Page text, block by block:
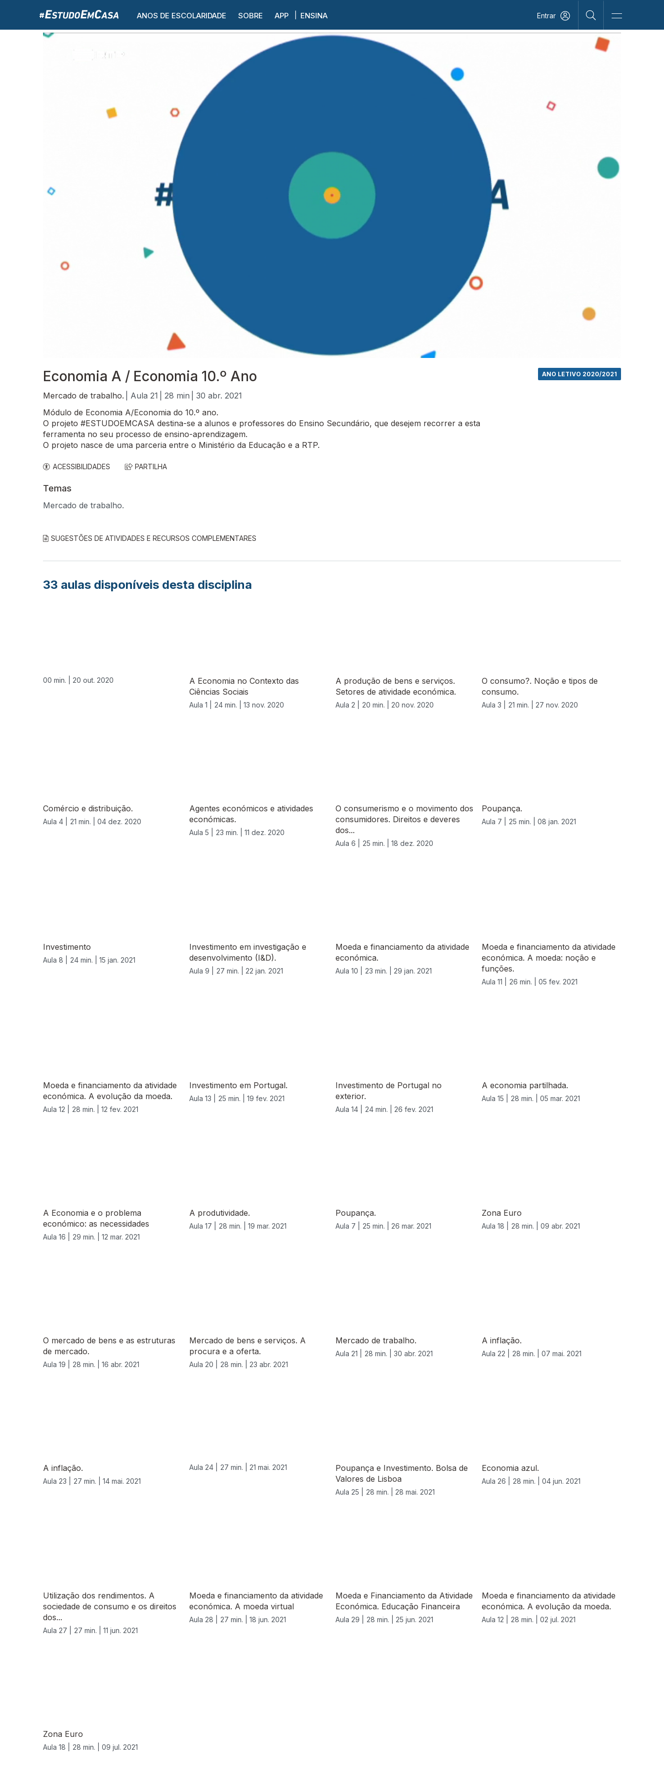
ANOS DE ESCOLARIDADE SOBRE APP ENSINA Entrar
Economia A / Economia 10.º Ano
Mercado de trabalho. | Aula 21 | 28 min | 30 abr. 2021
ANO LETIVO 2020/2021
Módulo de Economia A/Economia do 10.º ano.
O projeto #ESTUDOEMCASA destina-se a alunos e professores do Ensino Secundário, que desejem recorrer a esta
ferramenta no seu processo de ensino-aprendizagem.
O projeto nasce de uma parceria entre o Ministério da Educação e a RTP.
ACESSIBILIDADES PARTILHA
Temas
Mercado de trabalho.
SUGESTÕES DE ATIVIDADES E RECURSOS COMPLEMENTARES
33 aulas disponíveis desta disciplina
00 min. | 20 out. 2020
A Economia no Contexto das
Ciências Sociais
Aula 1 | 24 min. | 13 nov. 2020
A produção de bens e serviços.
Setores de atividade económica.
Aula 2 | 20 min. | 20 nov. 2020
O consumo?. Noção e tipos de
consumo.
Aula 3 | 21 min. | 27 nov. 2020
Comércio e distribuição.
Aula 4 | 21 min. | 04 dez. 2020
Agentes económicos e atividades
económicas.
Aula 5 | 23 min. | 11 dez. 2020
O consumerismo e o movimento dos
consumidores. Direitos e deveres
dos...
Aula 6 | 25 min. | 18 dez. 2020
Poupança.
Aula 7 | 25 min. | 08 jan. 2021
Investimento
Aula 8 | 24 min. | 15 jan. 2021
Investimento em investigação e
desenvolvimento (I&D).
Aula 9 | 27 min. | 22 jan. 2021
Moeda e financiamento da atividade
económica.
Aula 10 | 23 min. | 29 jan. 2021
Moeda e financiamento da atividade
económica. A moeda: noção e
funções.
Aula 11 | 26 min. | 05 fev. 2021
Moeda e financiamento da atividade
económica. A evolução da moeda.
Aula 12 | 28 min. | 12 fev. 2021
Investimento em Portugal.
Aula 13 | 25 min. | 19 fev. 2021
Investimento de Portugal no
exterior.
Aula 14 | 24 min. | 26 fev. 2021
A economia partilhada.
Aula 15 | 28 min. | 05 mar. 2021
A Economia e o problema
económico: as necessidades
Aula 16 | 29 min. | 12 mar. 2021
A produtividade.
Aula 17 | 28 min. | 19 mar. 2021
Poupança.
Aula 7 | 25 min. | 26 mar. 2021
Zona Euro
Aula 18 | 28 min. | 09 abr. 2021
O mercado de bens e as estruturas
de mercado.
Aula 19 | 28 min. | 16 abr. 2021
Mercado de bens e serviços. A
procura e a oferta.
Aula 20 | 28 min. | 23 abr. 2021
Mercado de trabalho.
Aula 21 | 28 min. | 30 abr. 2021
A inflação.
Aula 22 | 28 min. | 07 mai. 2021
A inflação.
Aula 23 | 27 min. | 14 mai. 2021
Aula 24 | 27 min. | 21 mai. 2021
Poupança e Investimento. Bolsa de
Valores de Lisboa
Aula 25 | 28 min. | 28 mai. 2021
Economia azul.
Aula 26 | 28 min. | 04 jun. 2021
Utilização dos rendimentos. A
sociedade de consumo e os direitos
dos...
Aula 27 | 27 min. | 11 jun. 2021
Moeda e financiamento da atividade
económica. A moeda virtual
Aula 28 | 27 min. | 18 jun. 2021
Moeda e Financiamento da Atividade
Económica. Educação Financeira
Aula 29 | 28 min. | 25 jun. 2021
Moeda e financiamento da atividade
económica. A evolução da moeda.
Aula 12 | 28 min. | 02 jul. 2021
Zona Euro
Aula 18 | 28 min. | 09 jul. 2021